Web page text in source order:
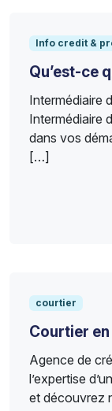
Info credit &
Qu’est-ce
Intermédiaire
Intermédiaire
dans vos
[…]
courtier
Courtier
Agence de
l’expertise
et découvrez